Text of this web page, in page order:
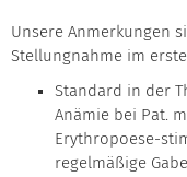
Unsere Anmerkungen
Stellungnahme im
Standard in der
Anämie bei Pat.
Erythropoese-
regelmäßige